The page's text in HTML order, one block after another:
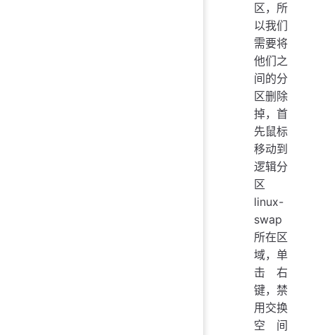
区，所
以我们
需要将
他们之
间的分
区删除
掉，首
先鼠标
移动到
逻辑分
区
linux-
swap
所在区
域，单
击右
键，禁
用交换
空间